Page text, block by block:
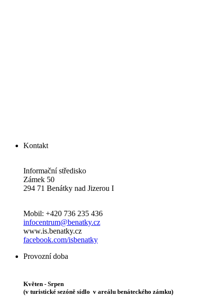
Kontakt
Informační středisko
Zámek 50
294 71 Benátky nad Jizerou I
Mobil: +420 736 235 436
infocentrum@benatky.cz
www.is.benatky.cz
facebook.com/isbenatky
Provozní doba
Květen - Srpen
(v turistické sezóně sídlo v areálu benáteckého zámku)